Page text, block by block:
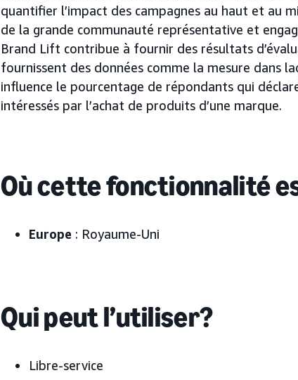
quantifier l’impact des campagnes au haut et au
de la grande communauté représentative et
Brand Lift contribue à fournir des résultats
fournissent des données comme la mesure dans
influence le pourcentage de répondants qui
intéressés par l’achat de produits d’une marque.
Où cette fonctionnalité
Europe : Royaume-Uni
Qui peut l’utiliser?
Libre-service